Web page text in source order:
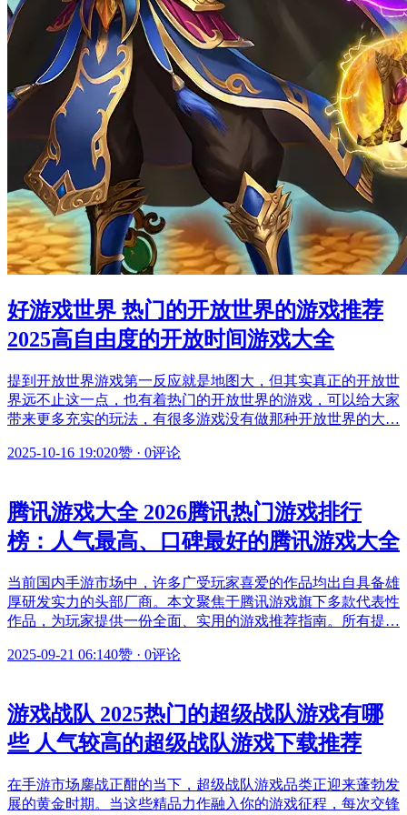
好游戏世界 热门的开放世界的游戏推荐
2025高自由度的开放时间游戏大全
提到开放世界游戏第一反应就是地图大，但其实真正的开放世
界远不止这一点，也有着热门的开放世界的游戏，可以给大家
带来更多充实的玩法，有很多游戏没有做那种开放世界的大…
2025-10-16 19:020赞 · 0评论
腾讯游戏大全 2026腾讯热门游戏排行
榜：人气最高、口碑最好的腾讯游戏大全
当前国内手游市场中，许多广受玩家喜爱的作品均出自具备雄
厚研发实力的头部厂商。本文聚焦于腾讯游戏旗下多款代表性
作品，为玩家提供一份全面、实用的游戏推荐指南。所有提…
2025-09-21 06:140赞 · 0评论
游戏战队 2025热门的超级战队游戏有哪
些 人气较高的超级战队游戏下载推荐
在手游市场鏖战正酣的当下，超级战队游戏品类正迎来蓬勃发
展的黄金时期。当这些精品力作融入你的游戏征程，每次交锋